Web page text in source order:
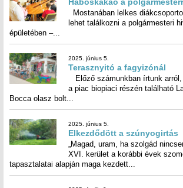
2025. június 5.
Haboskakaó a
épületében –...
2025. június 5.
Terasznyitó a fagyizónál
Bocca olasz bolt...
2025. június 5.
Elkezdődött a szúnyogirtás